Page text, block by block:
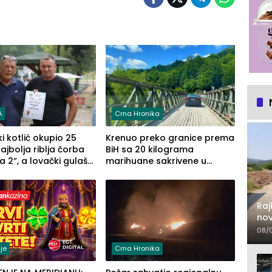
kotlić okupio 25
riblja čorba
2“, a lovački gulaš
Crna Hronika
Krenuo preko granice prema
BiH sa 20 kilograma
marihuane sakrivene u
Crna Hronika
08/